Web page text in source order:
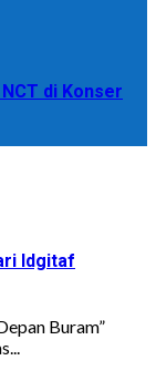
di Konser
Idgitaf
Buram”